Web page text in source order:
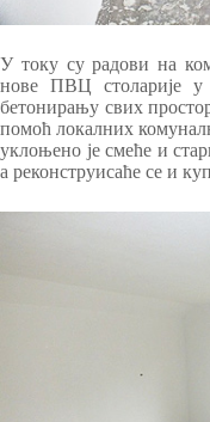
У току су радови на
нове ПВЦ столарије
бетонирању свих
помоћ локалних
уклоњено је смеће и
а реконструисаће се и